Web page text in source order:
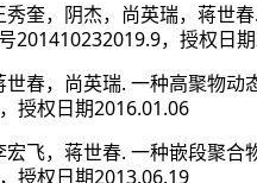
秀奎，阴杰，尚英瑞，蒋世春.
201410232019.9，授权日期
世春，尚英瑞. 一种高聚物动
，授权日期2016.01.06
宏飞，蒋世春. 一种嵌段聚合
，授权日期2013.06.19